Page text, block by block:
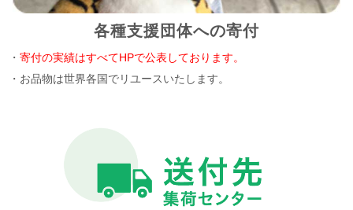
各種支援団体への寄付
・寄付の実績はすべてHPで公表しております。
・お品物は世界各国でリユースいたします。